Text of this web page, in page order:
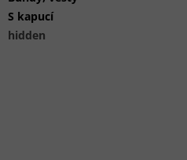
S kapucí
hidden